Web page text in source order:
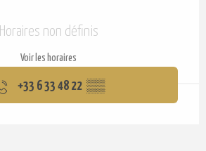
Horaires non définis
Voir les horaires
+33 6 33 48 22 ▒▒